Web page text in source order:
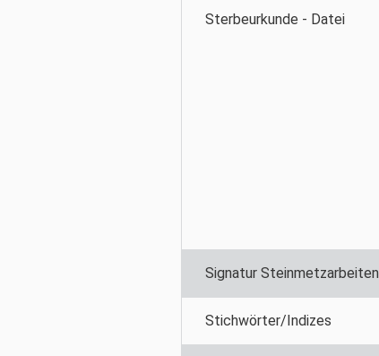
Sterbeurkunde - Datei
Signatur Steinmetzarbeiten
Stichwörter/Indizes